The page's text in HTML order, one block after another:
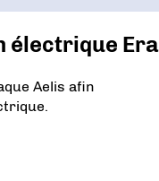
électrique Era
Aelis afin